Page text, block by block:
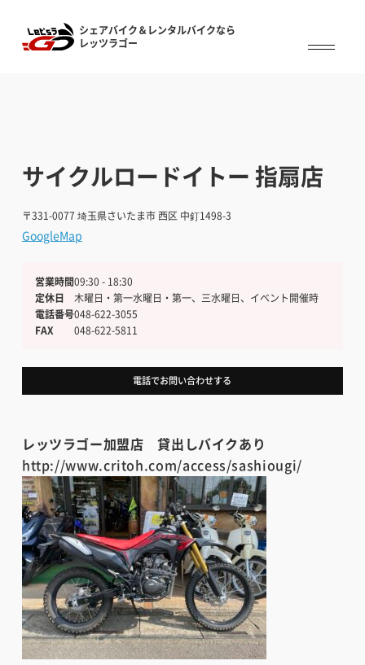
シェアバイク＆レンタルバイクなら
レッツラゴー
シェアバイク&レンタルバイクなら
レッツラゴー
サイクルロードイトー 指扇店
〒331-0077 埼玉県さいたま市 西区 中釘1498-3
GoogleMap
営業時間09:30 - 18:30
定休日
木曜日・第一水曜日・第一、三水曜日、イベント開催時
電話番号048-622-3055
FAX
048-622-5811
電話でお問い合わせする
レッツラゴー加盟店 貸出しバイクあり
http://www.critoh.com/access/sashiougi/